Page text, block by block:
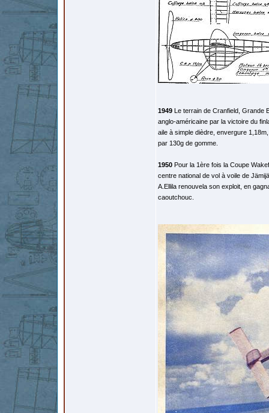
1949 Le terrain de Cranfield, Grande
anglo-américaine par la victoire du
aile à simple dièdre, envergure
par 130g de gomme.
1950 Pour la 1ère fois la Coupe
centre national de vol à voile de
A.Ellila renouvela son exploit, en
caoutchouc.